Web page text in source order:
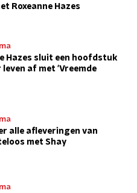
Roxeanne Hazes
Hazes sluit een hoofdstuk
leven af met 'Vreemde
alle afleveringen van
met Shay